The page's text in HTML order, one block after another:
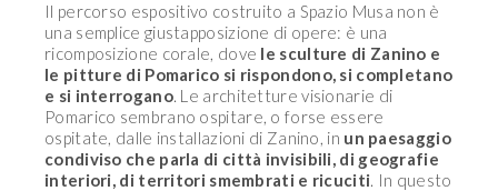
Il percorso espositivo costruito a Spazio Musa non è
una semplice giustapposizione di opere: è una
ricomposizione corale, dove le sculture di Zanino e
le pitture di Pomarico si rispondono, si completano
e si interrogano. Le architetture visionarie di
Pomarico sembrano ospitare, o forse essere
ospitate, dalle installazioni di Zanino, in un paesaggio
condiviso che parla di città invisibili, di geografie
interiori, di territori smembrati e ricuciti. In questo